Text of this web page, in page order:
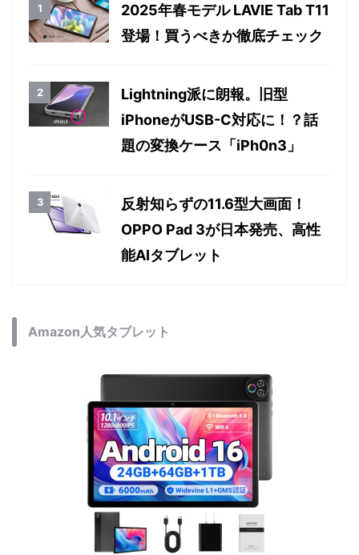
アクセスランキング
週間 月間
2025年春モデル LAVIE Tab T11
登場！買うべきか徹底チェック
題の変換ケース「iPh0n3」
反射知らずの11.6型大画面！
OPPO Pad 3が日本発売、高性
能AIタブレット
Amazon人気タブレット